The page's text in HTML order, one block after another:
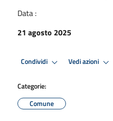
Data :
21 agosto 2025
Condividi Vedi azioni
Categorie:
Comune